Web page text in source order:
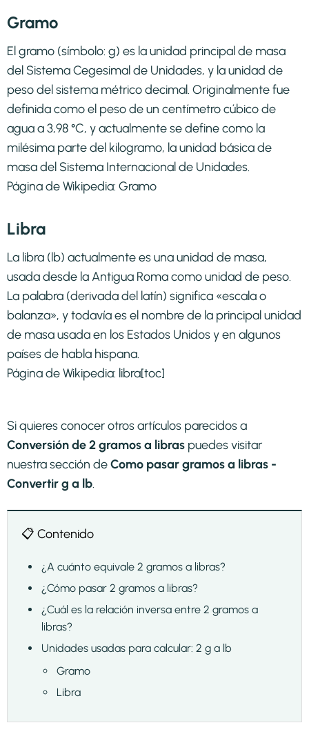
Gramo
El gramo (símbolo: g) es la unidad principal de masa
del Sistema Cegesimal de Unidades, y la unidad de
peso del sistema métrico decimal. Originalmente fue
definida como el peso de un centímetro cúbico de
agua a 3,98 °C, y actualmente se define como la
milésima parte del kilogramo, la unidad básica de
masa del Sistema Internacional de Unidades.
Página de Wikipedia: Gramo
Libra
La libra (lb) actualmente es una unidad de masa,
usada desde la Antigua Roma como unidad de peso.​
La palabra (derivada del latín) significa «escala o
balanza», y todavía es el nombre de la principal unidad
de masa usada en los Estados Unidos y en algunos
países de habla hispana.
Página de Wikipedia: libra[toc]
Si quieres conocer otros artículos parecidos a
Conversión de 2 gramos a libras puedes visitar
nuestra sección deComo pasar gramos a libras -
Convertir g a lb.
📋 Contenido
¿A cuánto equivale 2 gramos a libras?
¿Cómo pasar 2 gramos a libras?
¿Cuál es la relación inversa entre 2 gramos a
libras?
Unidades usadas para calcular: 2 g a lb
Gramo
Libra